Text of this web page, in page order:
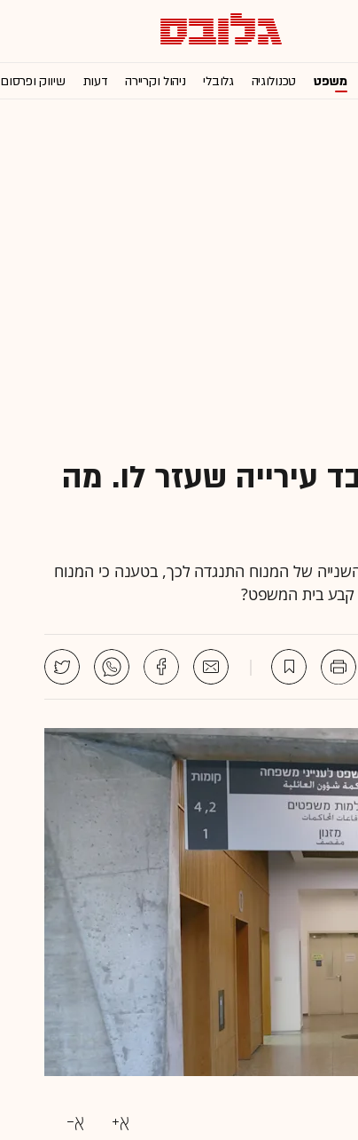
משפט טכנולוגיה גלובלי ניהול וקריירה דעות שיווק ופרסום
עירייה שעזר לו. מה
של המנוח התנגדה לכך, בטענה כי המנוח
קבע בית המשפט?